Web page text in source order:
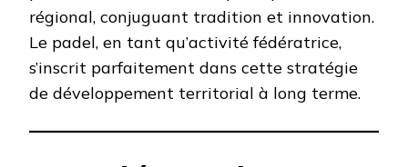
régional, conjuguant tradition et innovation.
Le padel, en tant qu’activité fédératrice,
s’inscrit parfaitement dans cette stratégie
de développement territorial à long terme.